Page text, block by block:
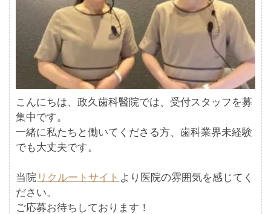
こんにちは、政久歯科醫院では、受付スタッフを募
集中です。
一緒に私たちと働いてくださる方、歯科業界未経験
でも大丈夫です。
当院 リクルートサイト より医院の雰囲気を感じてく
ださい。
ご応募お待ちしております！